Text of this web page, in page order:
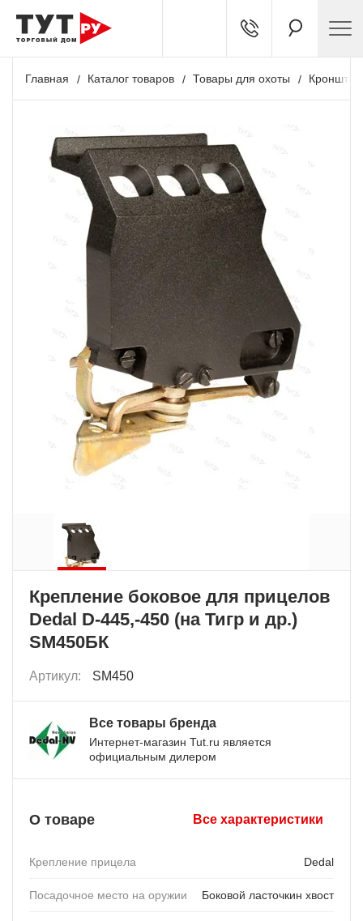
Главная Каталог товаров Товары для охоты
Крепление боковое для прицелов
Dedal D-445,-450 (на Тигр и др.)
SM450БК
Артикул: SM450
Все товары бренда
Интернет-магазин Tut.ru является
официальным дилером
О товаре Все характеристики
Крепление прицела Dedal
Посадочное место на оружии Боковой ласточкин хвост